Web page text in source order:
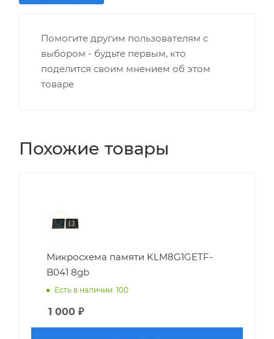
Помогите другим пользователям с
выбором - будьте первым, кто
поделится своим мнением об этом
товаре
Похожие товары
Микросхема памяти KLM8G1GETF-
B041 8gb
Есть в наличии: 100
1 000 ₽